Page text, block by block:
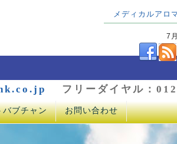
メディカルアロ
7
フリーダイヤル：
バブチャン お問い合わせ